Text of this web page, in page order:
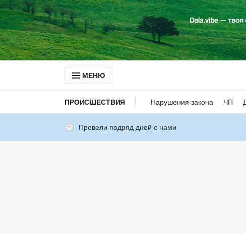
МЕНЮ
ПРОИСШЕСТВИЯ Нарушения закона ЧП
Провели подряд дней с нами